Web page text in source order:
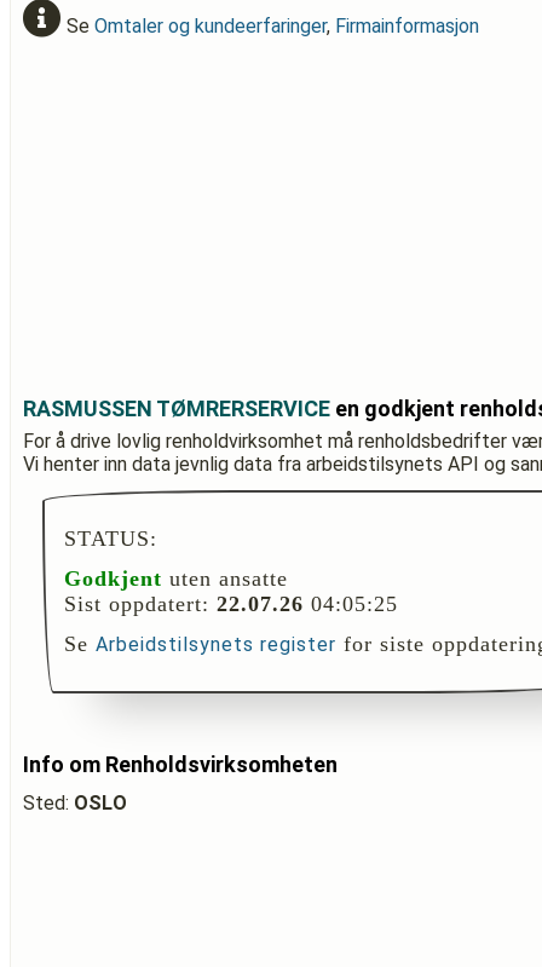
Se Omtaler og kundeerfaringer, Firmainformasjon
RASMUSSEN TØMRERSERVICE en godkjent
For å drive lovlig renholdvirksomhet må renholdsbedrifter
Vi henter inn data jevnlig data fra arbeidstilsynets API og
STATUS:
Godkjent uten ansatte
Sist oppdatert: 22.07.26 04:05:25
Se Arbeidstilsynets register for siste
Info om Renholdsvirksomheten
Sted: OSLO